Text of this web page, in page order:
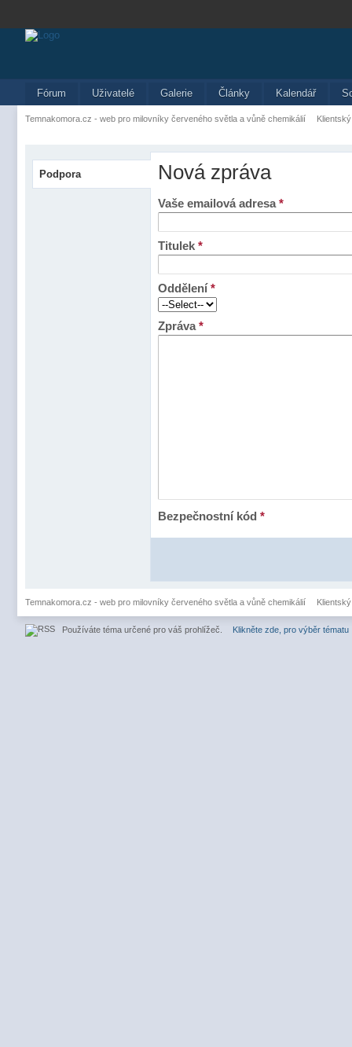
Fórum Uživatelé Galerie Články Kalendář
Temnakomora.cz - web pro milovníky červeného světla a vůně chemikálií
Podpora Nová zpráva
Vaše emailová adresa*
Titulek *
Oddělení*
Zpráva*
Bezpečnostní kód *
Temnakomora.cz - web pro milovníky červeného světla a vůně chemikálií
Používáte téma určené pro váš prohlížeč. Klikněte zde, pro výběr tématu